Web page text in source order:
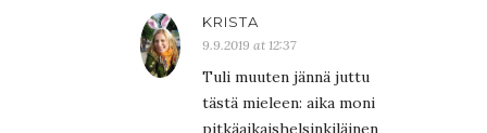
KRISTA
9.9.2019 at 12:37
Tuli muuten jännä juttu
tästä mieleen: aika moni
pitkäaikaishelsinkiläinen